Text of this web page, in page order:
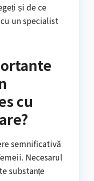
și de ce
un specialist
cu
semnificativă
Necesarul
substanțe